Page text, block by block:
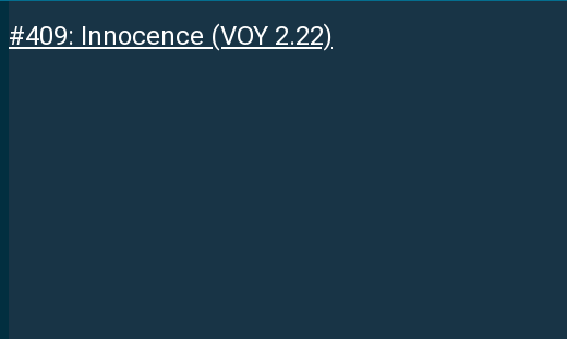
#409: Innocence (VOY 2.22)